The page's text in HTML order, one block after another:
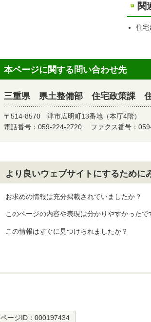
関
住宅
本ページに関する問い合わせ先
三重県 県土整備部 住宅政策課 住
〒514-8570 津市広明町13番地（本庁4階）
電話番号： 059-224-2720 ファクス番号：
より良いウェブサイトにするため
お求めの情報は充分掲載されていましたか？
このページの内容や表現は分かりやすかったで
この情報はすぐに見つけられましたか？
ページID： 000197434